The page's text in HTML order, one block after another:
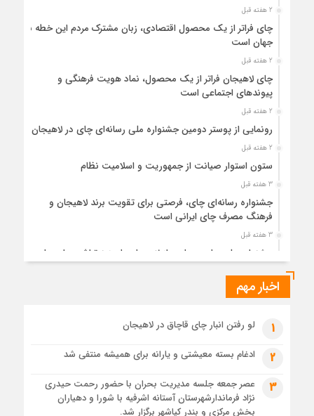
2 هفته قبل
چای فراتر از یک محصول اقتصادی، زبان مشترک مردم این خطه با
جهان است
2 هفته قبل
چای لاهیجان فراتر از یک محصول، نماد هویت فرهنگی و
پیوندهای اجتماعی است
2 هفته قبل
رونمایی از پوستر دومین جشنواره ملی رسانه‌ای چای در لاهیجان
2 هفته قبل
ستون استوار صیانت از جمهوریت و اسلامیت نظام
3 هفته قبل
جشنواره رسانه‌ای چای، فرصتی برای تقویت برند لاهیجان و
فرهنگ مصرف چای ایرانی است
3 هفته قبل
جشنواره ملی چای، حمایت از لاهیجان یا هزینه‌تراشی برای چای
ایرانی!؟
3 هفته قبل
4 هفته قبل
رئوف
تصاویر هوایی مراسم تشییع پیکر مطهر آقای شهید ایران – مشهد
اخبار مهم
1 لو رفتن انبار چای قاچاق در لاهیجان
2 ادغام بسته معیشتی و یارانه برای همیشه منتفی شد
3
عصر جمعه جلسه مدیریت بحران با حضور رحمت حیدری
نژاد فرماندارشهرستان آستانه اشرفیه با شورا و دهیاران
بخش مرکزی و بندر کیاشهر برگزار شد.